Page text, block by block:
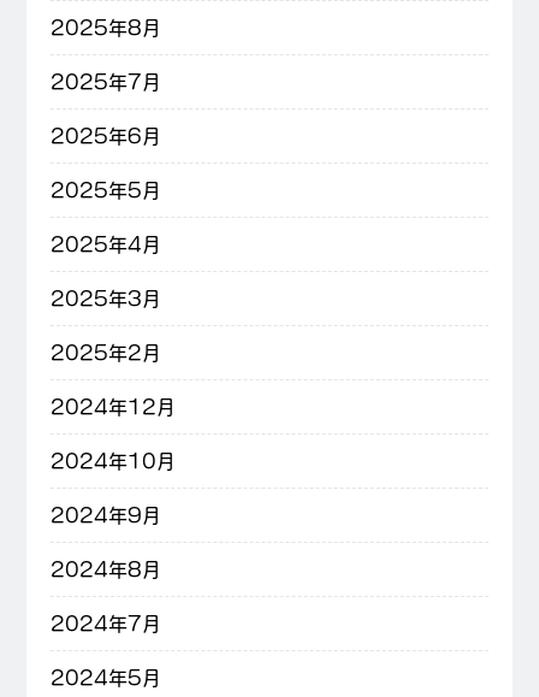
2025年8月
2025年7月
2025年6月
2025年5月
2025年4月
2025年3月
2025年2月
2024年12月
2024年10月
2024年9月
2024年8月
2024年7月
2024年5月